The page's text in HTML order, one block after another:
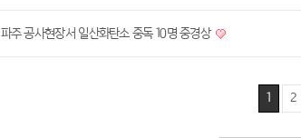
파주 공사현장서 일산화탄소 중독 10명 중경상
1 2